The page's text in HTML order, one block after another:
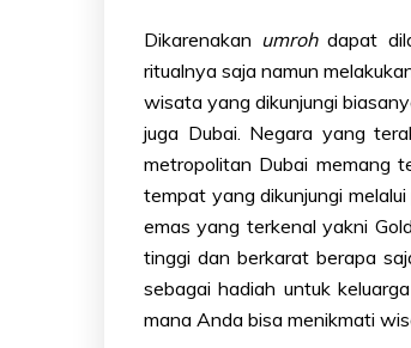
Dikarenakan umrohdapat
ritualnya saja namun
wisata yang dikunjungi
juga Dubai. Negara yang
metropolitan Dubai memang
tempat yang dikunjungi
emas yang terkenal yakni
tinggi dan berkarat berapa
sebagai hadiah untuk
mana Anda bisa menikmati